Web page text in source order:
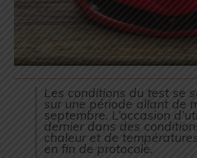
Les conditions du test se
sur une période allant de
septembre. L’occasion
dernier dans des
chaleur et de
en fin de protocole.